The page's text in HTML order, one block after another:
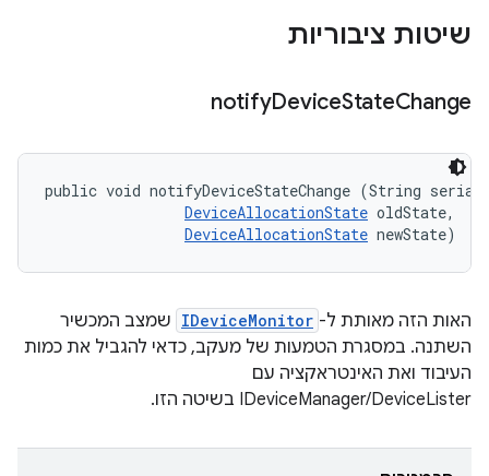
שיטות ציבוריות
notifyDeviceStateChange
public void notifyDeviceStateChange (String
DeviceAllocationState oldState,
DeviceAllocationState newState)
האות הזה מאותת ל- IDeviceMonitor שמצב המכשיר
השתנה. במסגרת הטמעות של מעקב, כדאי להגביל את כמות
העיבוד ואת האינטראקציה עם
IDeviceManager/DeviceLister בשיטה הזו.